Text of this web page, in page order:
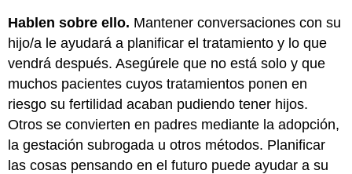
Hablen sobre ello. Mantener conversaciones con su
hijo/a le ayudará a planificar el tratamiento y lo que
vendrá después. Asegúrele que no está solo y que
muchos pacientes cuyos tratamientos ponen en
riesgo su fertilidad acaban pudiendo tener hijos.
Otros se convierten en padres mediante la adopción,
la gestación subrogada u otros métodos. Planificar
las cosas pensando en el futuro puede ayudar a su